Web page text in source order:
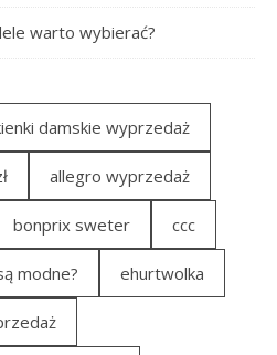
warto wybierać?
damskie wyprzedaż
allegro wyprzedaż
bonprix sweter ccc
modne? ehurtwolka